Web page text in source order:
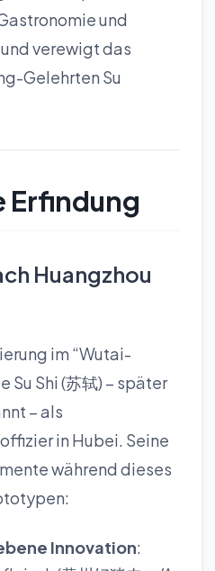
und
verewigt das
Gelehrten Su
Erfindung
Huangzhou
im “Wutai-
Shi (苏轼) – später
– als
in Hubei. Seine
während dieses
Innovation: